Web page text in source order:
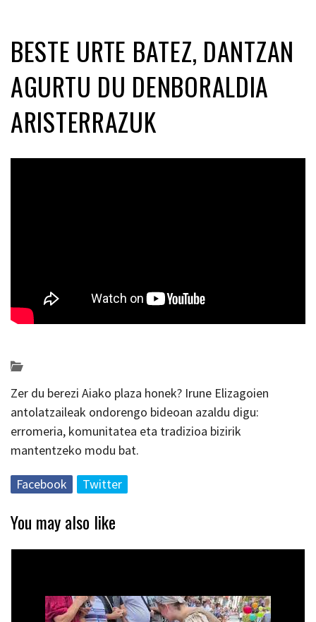
BESTE URTE BATEZ, DANTZAN
AGURTU DU DENBORALDIA
ARISTERRAZUK
Zer du berezi Aiako plaza honek? Irune Elizagoien
antolatzaileak ondorengo bideoan azaldu digu:
erromeria, komunitatea eta tradizioa bizirik
mantentzeko modu bat.
Facebook Twitter
You may also like